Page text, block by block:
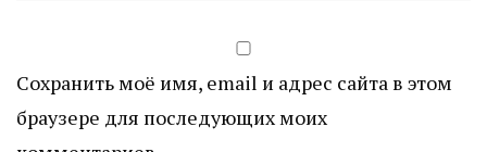
Сохранить моё имя, email и адрес сайта в этом
браузере для последующих моих